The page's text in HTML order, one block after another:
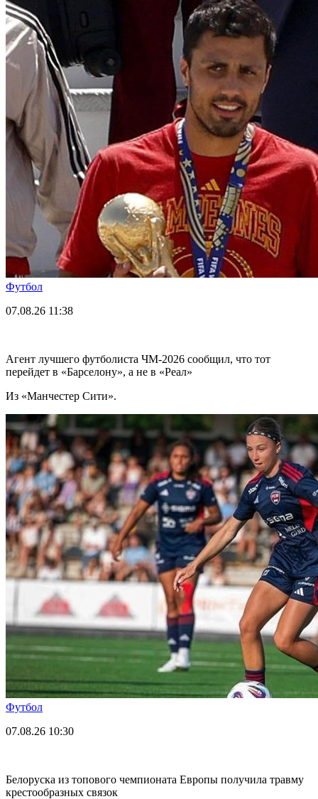
Футбол
07.08.26 11:38
Агент лучшего футболиста ЧМ-2026 cообщил, что тот
перейдет в «Барселону», а не в «Реал»
Из «Манчестер Сити».
Футбол
07.08.26 10:30
Белоруска из топового чемпионата Европы получила травму
крестообразных связок